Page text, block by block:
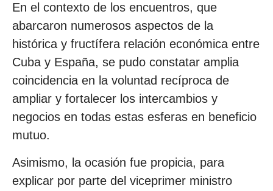
En el contexto de los encuentros, que
abarcaron numerosos aspectos de la
histórica y fructífera relación económica entre
Cuba y España, se pudo constatar amplia
coincidencia en la voluntad recíproca de
ampliar y fortalecer los intercambios y
negocios en todas estas esferas en beneficio
mutuo.
Asimismo, la ocasión fue propicia, para
explicar por parte del viceprimer ministro